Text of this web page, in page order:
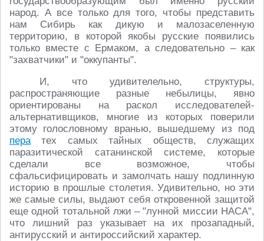
народ. А все только для того, чтобы представить
нам Сибирь как дикую и малозаселенную
территорию, в которой якобы русские появились
только вместе с Ермаком, а следовательно – как
"захватчики" и "оккупанты".
И, что удивителельно, структуры,
распространяющие разные небылицы, явно
ориентированы на раскол исследователей-
альтернативщиков, многие из которых поверили
этому голословному вранью, вышедшему из под
ператех самых тайных обществ, служащих
паразитической сатанинской системе, которые
сделали все возможное, чтобы
сфальсифицировать и замолчать нашу подлинную
историю в прошлые столетия. Удивительно, но эти
же самые силы, выдают себя откровенной защитой
еще одной тотальной лжи – "лунной миссии НАСА",
что лишний раз указывает на их прозападный,
антирусский и антироссийский характер.